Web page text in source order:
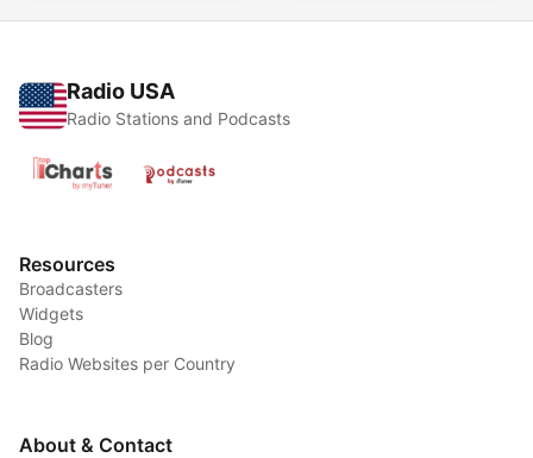
Radio USA
Radio Stations and Podcasts
Resources
Broadcasters
Widgets
Blog
Radio Websites per Country
About & Contact